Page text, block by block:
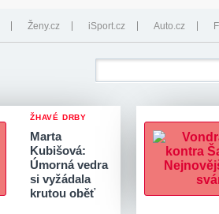
Ženy.cz iSport.cz Auto.cz
ŽHAVÉ DRBY
Marta
Kubišová:
Úmorná vedra
si vyžádala
krutou oběť